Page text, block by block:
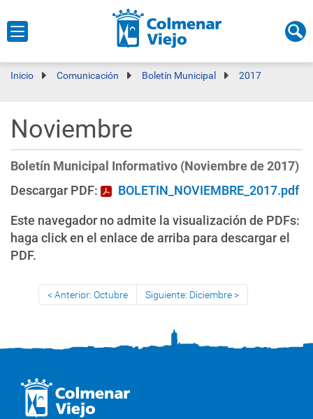
Inicio Comunicación Boletín Municipal 2017
Noviembre
Boletín Municipal Informativo (Noviembre de 2017)
Descargar PDF:
BOLETIN_NOVIEMBRE_2017.pdf
Este navegador no admite la visualización de PDFs:
haga click en el enlace de arriba para descargar el
PDF.
Anterior: Octubre Siguiente: Diciembre